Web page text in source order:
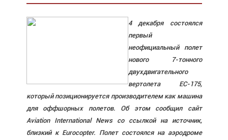
4 декабря состоялся
первый
неофициальный полет
нового 7-тонного
двухдвигательного
вертолета EC-175,
который позиционируется производителем как машина
для оффшорных полетов. Об этом сообщил сайт
Aviation International News со ссылкой на источник,
близкий к Eurocopter. Полет состоялся на аэродроме